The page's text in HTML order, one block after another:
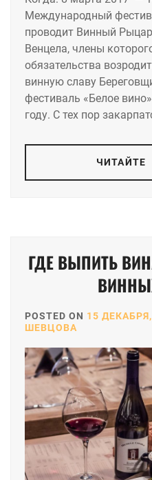
Международный
проводит Винный
Венцела, члены
обязательства
винную славу
фестиваль «Белое
году. С тех пор
ЧИТАЙТЕ
ГДЕ ВЫПИТЬ
POSTED ON 15
ШЕВЦОВА